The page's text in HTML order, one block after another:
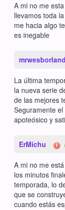
A mi no me
llevamos toda
me hacia algo
es inegable
mrwesborland
La última
la nueva serie
de las mejores
Seguramente
apoteósico y
ErMichu
A mi no me
los minutos
temporada, lo
que se
cuando estás